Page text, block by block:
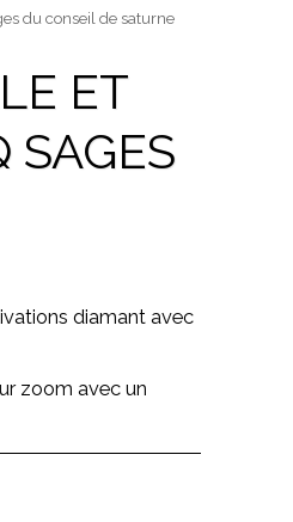
du conseil de saturne
ET
SAGES
diamant avec
zoom avec un